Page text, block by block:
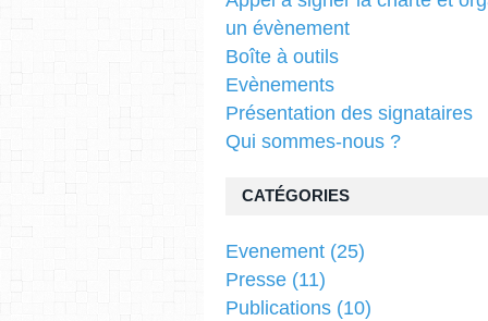
un évènement
Boîte à outils
Evènements
Présentation des signataires
Qui sommes-nous ?
CATÉGORIES
Evenement (25)
Presse (11)
Publications (10)